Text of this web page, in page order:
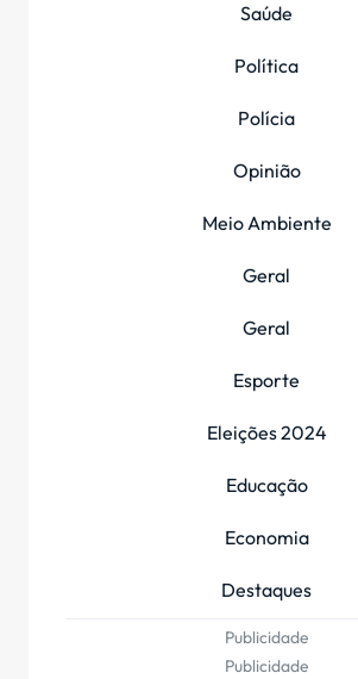
Saúde
Política
Polícia
Opinião
Meio Ambiente
Geral
Geral
Esporte
Eleições 2024
Educação
Economia
Destaques
Publicidade
Publicidade